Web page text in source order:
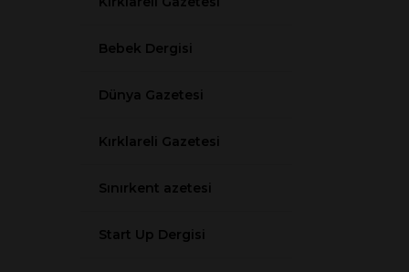
Bebek Dergisi
Dünya Gazetesi
Kırklareli Gazetesi
Sınırkent azetesi
Start Up Dergisi